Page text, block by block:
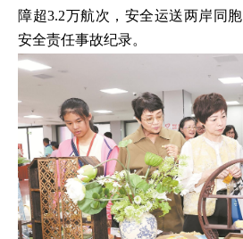
障超3.2万航次，安全运送两岸同
安全责任事故纪录。